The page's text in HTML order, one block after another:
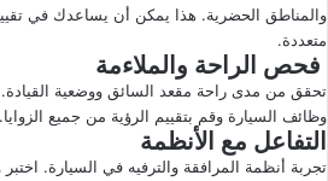
والمناطق الحضرية. هذا يمكن أن يساعدك في
متعددة.
فحص الراحة والملاءمة
تحقق من مدى راحة مقعد السائق ووضعية
وظائف السيارة وقم بتقييم الرؤية من جميع الزوايا.
التفاعل مع الأنظمة
تجربة أنظمة المرافقة والترفيه في السيارة.